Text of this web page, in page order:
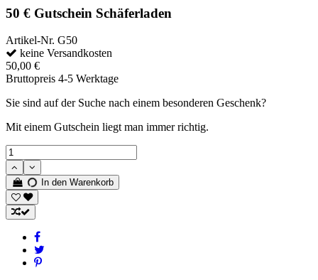
50 € Gutschein Schäferladen
Artikel-Nr. G50
keine Versandkosten
50,00 €
Bruttopreis 4-5 Werktage
Sie sind auf der Suche nach einem besonderen Geschenk?
Mit einem Gutschein liegt man immer richtig.
In den Warenkorb